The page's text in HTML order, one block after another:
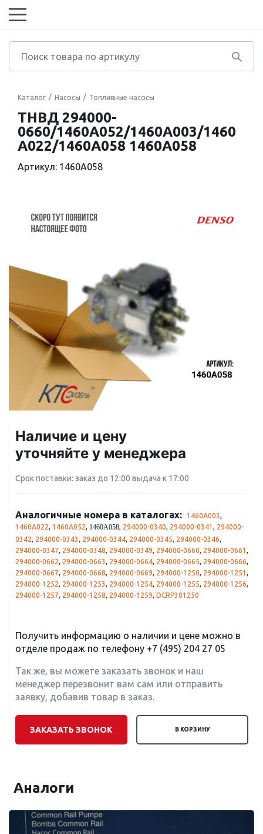
Каталог Насосы Топливные насосы
ТНВД 294000-
0660/1460A052/1460A003/1460
A022/1460A058 1460A058
Артикул: 1460A058
Наличие и цену
уточняйте у менеджера
Срок поставки: заказ до 12:00 выдача к 17:00
Аналогичные номера в каталогах: 1460A003,
1460A022, 1460A052, 1460A058, 294000-0340, 294000-0341 , 294000-
0342, 294000-0343, 294000-0344, 294000-0345, 294000-0346,
294000-0347, 294000-0348, 294000-0349, 294000-0660, 294000-0661 ,
294000-0662, 294000-0663, 294000-0664, 294000-0665, 294000-0666,
294000-0667, 294000-0668, 294000-0669, 294000-1250, 294000-1251 ,
294000-1252, 294000-1253, 294000-1254, 294000-1255, 294000-1256,
294000-1257, 294000-1258, 294000-1259, DCRP301250
Получить информацию о наличии и цене можно в
отделе продаж по телефону +7 (495) 204 27 05
Так же, вы можете заказать звонок и наш
менеджер перезвонит вам сам или отправить
заявку, добавив товар в заказ.
ЗАКАЗАТЬ ЗВОНОК В КОРЗИНУ
Аналоги